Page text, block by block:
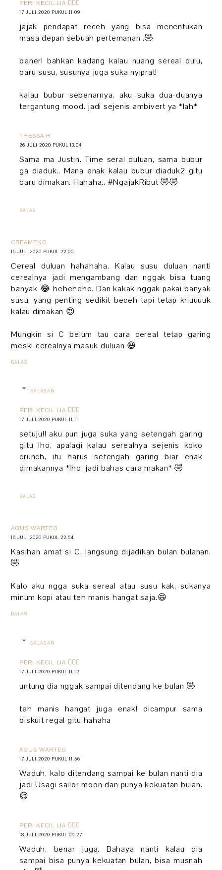
PERI KECIL LIA 🧚🏻‍♀️
17 JULI 2020 PUKUL 11.09
jajak pendapat receh yang bisa menentukan
masa depan sebuah pertemanan .🤣
bener! bahkan kadang kalau nuang sereal dulu,
baru susu, susunya juga suka nyiprat!
kalau bubur sebenarnya, aku suka dua-duanya
tergantung mood. jadi sejenis ambivert ya *lah*
THESSA R
26 JULI 2020 PUKUL 13.04
Sama ma Justin. Time seral duluan, sama bubur
ga diaduk.. Mana enak kalau bubur diaduk2 gitu
baru dimakan. Hahaha.. #NgajakRibut 🤣🤣
BALAS
CREAMENO
16 JULI 2020 PUKUL 22.00
Cereal duluan hahahaha. Kalau susu duluan nanti
cerealnya jadi mengambang dan nggak bisa tuang
banyak 😂 hehehehe. Dan kakak nggak pakai banyak
susu, yang penting sedikit beceh tapi tetap kriuuuuk
kalau dimakan 😍
Mungkin si C belum tau cara cereal tetap garing
meski cerealnya masuk duluan 😆
BALAS
BALASAN
PERI KECIL LIA 🧚🏻‍♀️
17 JULI 2020 PUKUL 11.11
setuju!! aku pun juga suka yang setengah garing
gitu lho, apalagi kalau serealnya sejenis koko
crunch, itu harus setengah garing biar enak
dimakannya *lho, jadi bahas cara makan* 🤣
BALAS
AGUS WARTEG
16 JULI 2020 PUKUL 22.54
Kasihan amat si C, langsung dijadikan bulan bulanan.
🤣
Kalo aku ngga suka sereal atau susu kak, sukanya
minum kopi atau teh manis hangat saja.😄
BALAS
BALASAN
PERI KECIL LIA 🧚🏻‍♀️
17 JULI 2020 PUKUL 11.12
untung dia nggak sampai ditendang ke bulan 🤣
teh manis hangat juga enak! dicampur sama
biskuit regal gitu hahaha
AGUS WARTEG
17 JULI 2020 PUKUL 11.56
Waduh, kalo ditendang sampai ke bulan nanti dia
jadi Usagi sailor moon dan punya kekuatan bulan.
😄
PERI KECIL LIA 🧚🏻‍♀️
18 JULI 2020 PUKUL 09.27
Waduh, benar juga. Bahaya nanti kalau dia
sampai bisa punya kekuatan bulan, bisa musnah